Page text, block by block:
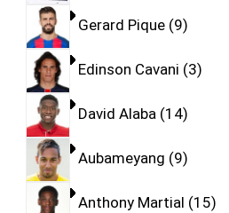
Gerard Pique 9
Edinson Cavani 3
David Alaba 14
Aubameyang 9
Anthony Martial 15